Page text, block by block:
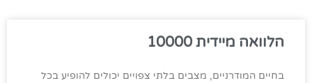
הלוואה מיידית 10000
בחיים המודרניים, מצבים בלתי צפויים יכולים להופיע בכל